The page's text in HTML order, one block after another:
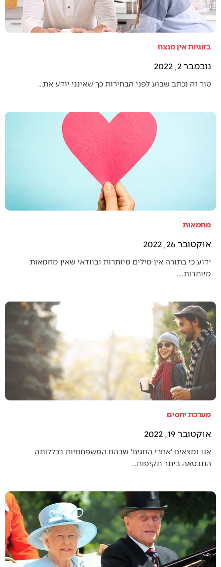
בזוגיות אין מנצח
נובמבר 2, 2022
טור זה נכתב שבוע לפני הבחירות כך שאינני יודע את…
מחמאות
אוקטובר 26, 2022
ידוע כי בתורה אין מילים מיותרות ובוודאי שאין מחמאות
מיותרות.…
מערכת יחסים
אוקטובר 19, 2022
אנו נמצאים ׳אחרי החגים׳ שבהם המשפחתיות בכללותה
התבטאה ביתר תקיפות…